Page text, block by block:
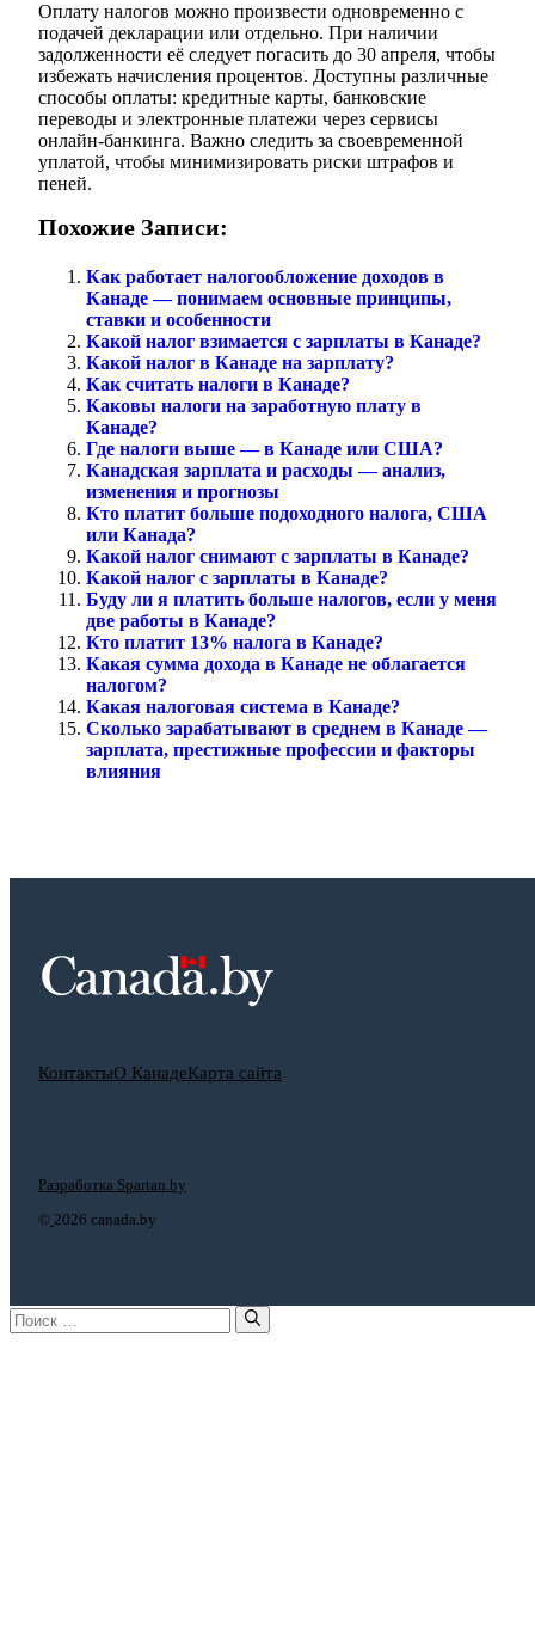
Оплату налогов можно произвести одновременно с
подачей декларации или отдельно. При наличии
задолженности её следует погасить до 30 апреля, чтобы
избежать начисления процентов. Доступны различные
способы оплаты: кредитные карты, банковские
переводы и электронные платежи через сервисы
онлайн-банкинга. Важно следить за своевременной
уплатой, чтобы минимизировать риски штрафов и
пеней.
Похожие Записи:
Как работает налогообложение доходов в
Канаде — понимаем основные принципы,
ставки и особенности
Какой налог взимается с зарплаты в Канаде?
Какой налог в Канаде на зарплату?
Как считать налоги в Канаде?
Каковы налоги на заработную плату в
Канаде?
Где налоги выше — в Канаде или США?
Канадская зарплата и расходы — анализ,
изменения и прогнозы
Кто платит больше подоходного налога, США
или Канада?
Какой налог снимают с зарплаты в Канаде?
Какой налог с зарплаты в Канаде?
Буду ли я платить больше налогов, если у меня
две работы в Канаде?
Кто платит 13% налога в Канаде?
Какая сумма дохода в Канаде не облагается
налогом?
Какая налоговая система в Канаде?
Сколько зарабатывают в среднем в Канаде —
зарплата, престижные профессии и факторы
влияния
КонтактыО КанадеКарта сайта
© 2026 canada.by
Разработка Spartan.by
Поиск: